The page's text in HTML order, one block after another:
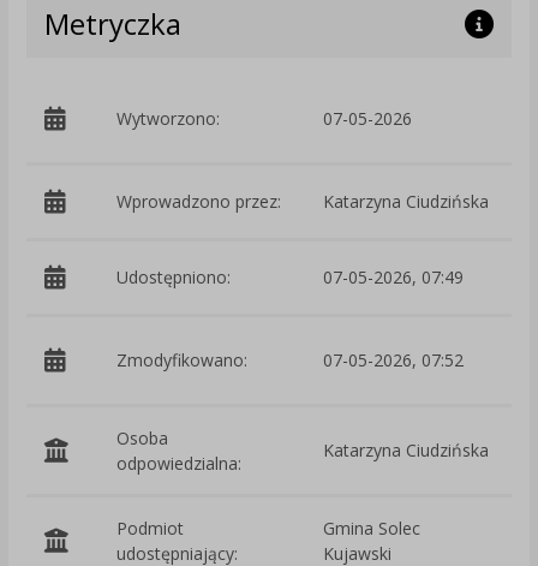
Metryczka
Wytworzono: 07-05-2026
Wprowadzono przez: Katarzyna Ciudzińska
Udostępniono: 07-05-2026, 07:49
Zmodyfikowano: 07-05-2026, 07:52
Osoba
odpowiedzialna:
Katarzyna Ciudzińska
Podmiot
udostępniający:
Gmina Solec
Kujawski